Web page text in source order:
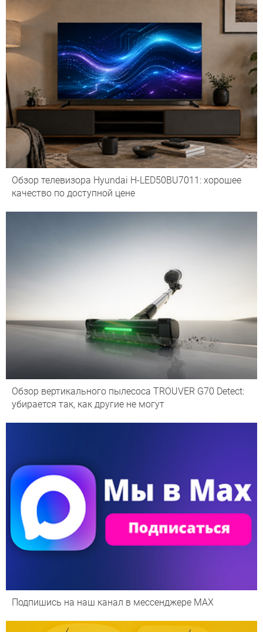
Обзор телевизора Hyundai H-LED50BU7011: хорошее
качество по доступной цене
Обзор вертикального пылесоса TROUVER G70 Detect:
убирается так, как другие не могут
Подпишись на наш канал в мессенджере МАХ